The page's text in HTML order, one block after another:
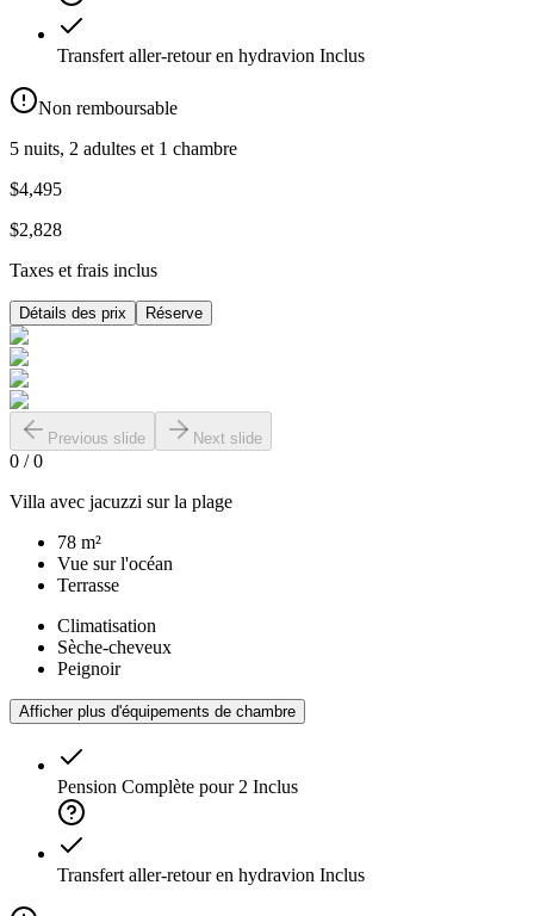
Transfert aller-retour en hydravion Inclus
Non remboursable
5 nuits, 2 adultes et 1 chambre
$4,495
$2,828
Taxes et frais inclus
Détails des prix Réserve
Previous slide Next slide
0 /0
Villa avec jacuzzi sur la plage
78 m²
Vue sur l'océan
Terrasse
Climatisation
Sèche-cheveux
Peignoir
Afficher plus d'équipements de chambre
Pension Complète pour 2 Inclus
Transfert aller-retour en hydravion Inclus